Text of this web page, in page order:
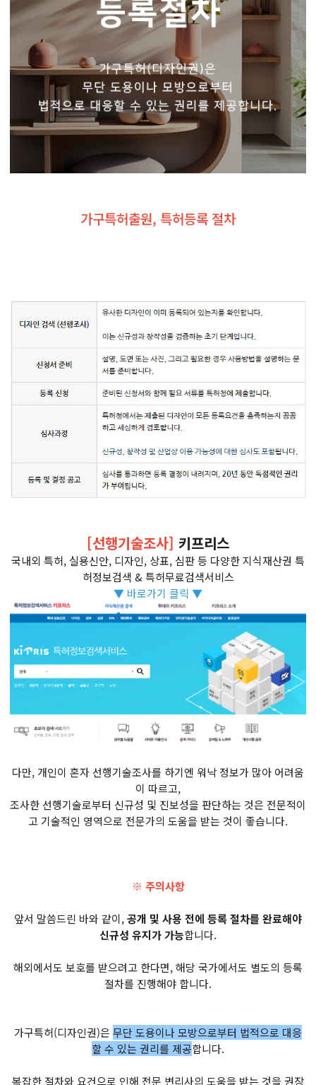
가구특허출원, 특허등록 절차
[선행기술조사] 키프리스
국내외 특허, 실용신안, 디자인, 상표, 심판 등 다양한 지식재산권 특
허정보검색 & 특허무료검색서비스
▼ 바로가기 클릭 ▼
다만, 개인이 혼자 선행기술조사를 하기엔 워낙 정보가 많아 어려움
이 따르고,
조사한 선행기술로부터 신규성 및 진보성을 판단하는 것은 전문적이
고 기술적인 영역으로 전문가의 도움을 받는 것이 좋습니다.
※ 주의사항
앞서 말씀드린 바와 같이,공개 및 사용 전에 등록 절차를 완료해야
신규성 유지가 가능합니다.
해외에서도 보호를 받으려고 한다면, 해당 국가에서도 별도의 등록
절차를 진행해야 합니다.
가구특허(디자인권)은 무단 도용이나 모방으로부터 법적으로 대응
할 수 있는 권리를 제공합니다.
복잡한 절차와 요건으로 인해 전문 변리사의 도움을 받는 것을 권장